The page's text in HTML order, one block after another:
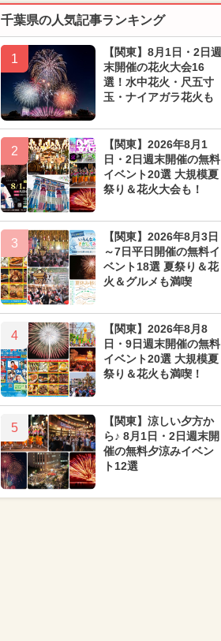
千葉県の人気記事ランキング
1
【関東】8月1日・2日週
末開催の花火大会16
選！水中花火・尺五寸
玉・ナイアガラ花火も
2
【関東】2026年8月1
日・2日週末開催の無料
イベント20選 大規模夏
祭り＆花火大会も！
3
【関東】2026年8月3日
～7日平日開催の無料イ
ベント18選 夏祭り＆花
火＆グルメも満喫
4
【関東】2026年8月8
日・9日週末開催の無料
イベント20選 大規模夏
祭り＆花火も満喫！
5
【関東】涼しい夕方か
ら♪ 8月1日・2日週末開
催の無料夕涼みイベン
ト12選